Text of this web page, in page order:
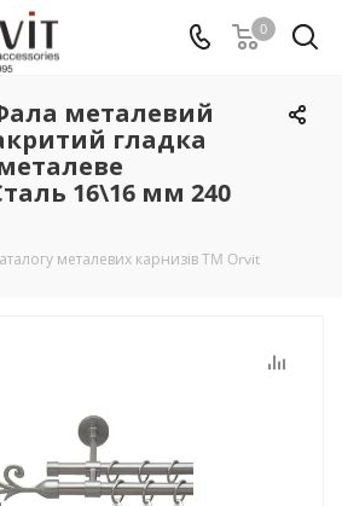
0
металевий
гладка
16\16 мм 240
металевих карнизів TM Orvit